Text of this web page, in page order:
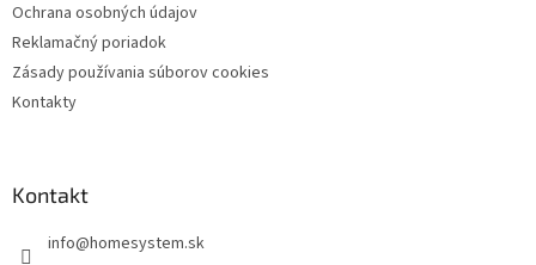
Ochrana osobných údajov
Reklamačný poriadok
Zásady používania súborov cookies
Kontakty
Kontakt
info@homesystem.sk